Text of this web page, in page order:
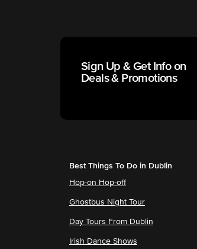
Sign Up & Get Info on
Deals & Promotions
Best Things To Do in Dublin
Hop-on Hop-off
Ghostbus Night Tour
Day Tours From Dublin
Irish Dance Shows